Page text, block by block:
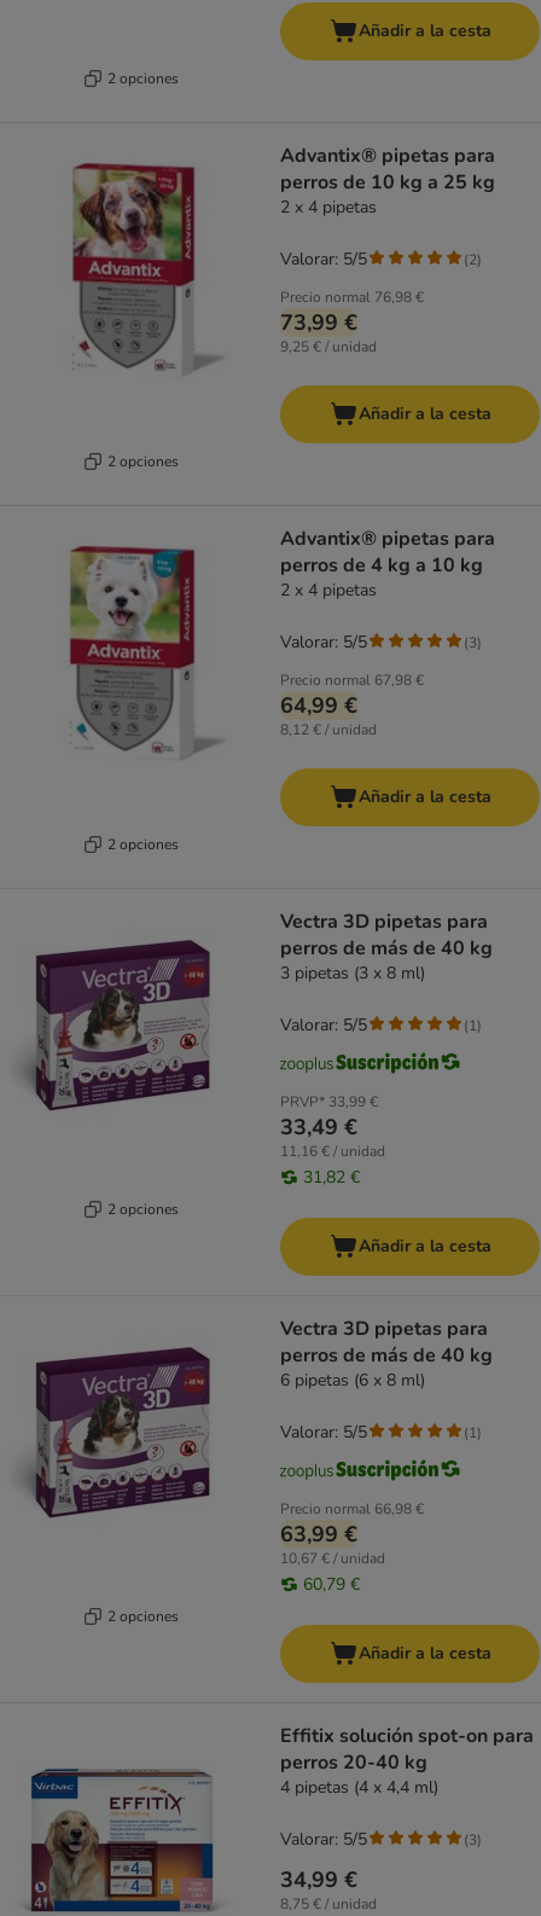
2 opciones
Añadir a la cesta
2 opciones
Advantix® pipetas para
perros de 10 kg a 25 kg
2 x 4 pipetas
Precio normal 76,98 €
73,99 €
9,25 € / unidad
Valorar: 5/5 (2)
Añadir a la cesta
2 opciones
Advantix® pipetas para
perros de 4 kg a 10 kg
2 x 4 pipetas
Precio normal 67,98 €
64,99 €
8,12 € / unidad
Valorar: 5/5 (3)
Añadir a la cesta
2 opciones
Vectra 3D pipetas para
perros de más de 40 kg
3 pipetas (3 x 8 ml)
PRVP* 33,99 €
33,49 €
11,16 € / unidad
31,82 €
Valorar: 5/5 (1)
Añadir a la cesta
2 opciones
Vectra 3D pipetas para
perros de más de 40 kg
6 pipetas (6 x 8 ml)
Precio normal 66,98 €
63,99 €
10,67 € / unidad
60,79 €
Valorar: 5/5 (1)
Añadir a la cesta
Effitix solución spot-on para
perros 20-40 kg
4 pipetas (4 x 4,4 ml)
34,99 €
8,75 € / unidad
Valorar: 5/5 (3)